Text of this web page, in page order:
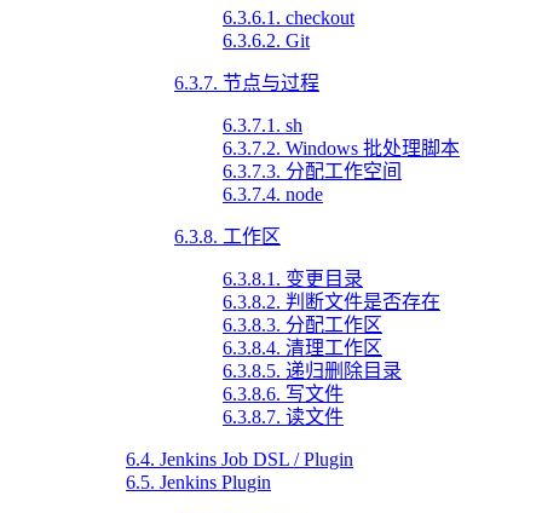
6.3.6.1. checkout
6.3.6.2. Git
6.3.7. 节点与过程
6.3.7.1. sh
6.3.7.2. Windows 批处理脚本
6.3.7.3. 分配工作空间
6.3.7.4. node
6.3.8. 工作区
6.3.8.1. 变更目录
6.3.8.2. 判断文件是否存在
6.3.8.3. 分配工作区
6.3.8.4. 清理工作区
6.3.8.5. 递归删除目录
6.3.8.6. 写文件
6.3.8.7. 读文件
6.4. Jenkins Job DSL / Plugin
6.5. Jenkins Plugin